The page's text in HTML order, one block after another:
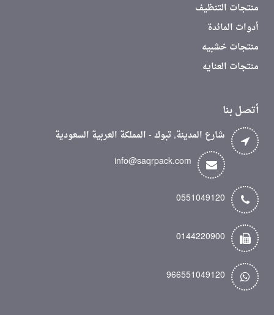
منتجات التنظيف
أدوات المائدة
منتجات خشبيه
منتجات العنايه
أتصل بنا
شارع المدينة, تبوك - المملكة العربية السعودية
info@saqrpack.com
0551049120
0144220900
966551049120